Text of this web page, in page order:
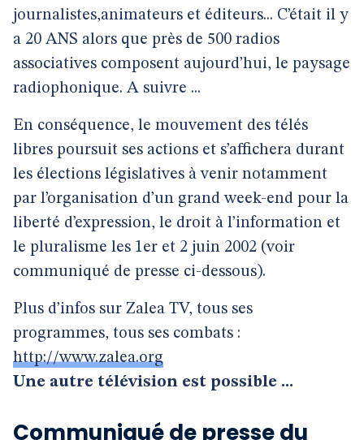
journalistes,animateurs et éditeurs... C’était il y
a 20 ANS alors que près de 500 radios
associatives composent aujourd’hui, le paysage
radiophonique. A suivre ...
En conséquence, le mouvement des télés
libres poursuit ses actions et s’affichera durant
les élections législatives à venir notamment
par l’organisation d’un grand week-end pour la
liberté d’expression, le droit à l’information et
le pluralisme les 1er et 2 juin 2002 (voir
communiqué de presse ci-dessous).
Plus d’infos sur Zalea TV, tous ses
programmes, tous ses combats :
http://www.zalea.org
Une autre télévision est possible ...
Communiqué de presse du